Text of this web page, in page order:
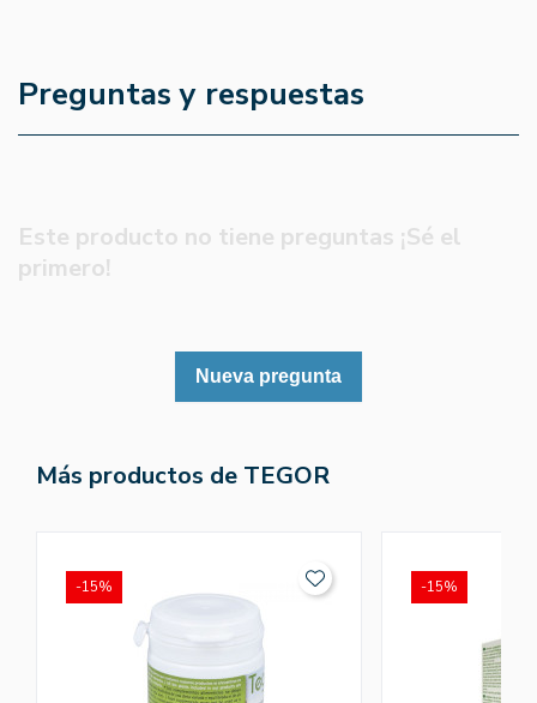
Preguntas y respuestas
Este producto no tiene preguntas ¡Sé el
primero!
Nueva pregunta
Más productos de TEGOR
-15% -15%